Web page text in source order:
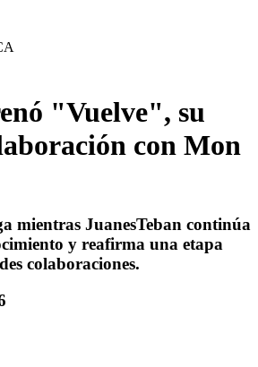
"Vuelve", su
con Mon
mientras JuanesTeban continúa
y reafirma una etapa
colaboraciones.